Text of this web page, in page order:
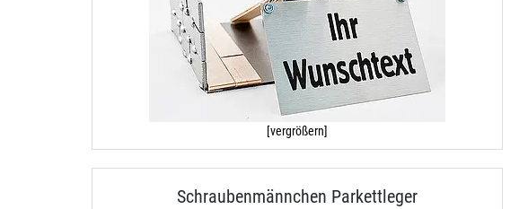
[vergrößern]
Schraubenmännchen Parkettleger